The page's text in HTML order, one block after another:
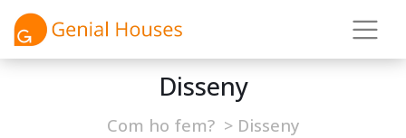
Disseny
Com ho fem? > Disseny